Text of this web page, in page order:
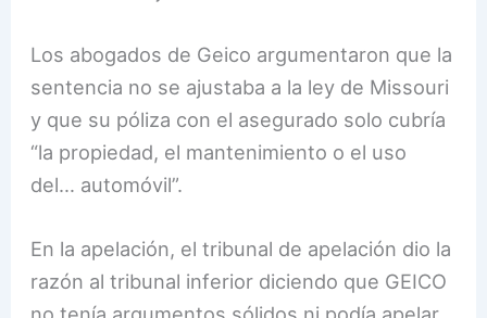
Los abogados de Geico argumentaron que la
sentencia no se ajustaba a la ley de Missouri
y que su póliza con el asegurado solo cubría
“la propiedad, el mantenimiento o el uso
del… automóvil”.
En la apelación, el tribunal de apelación dio la
razón al tribunal inferior diciendo que GEICO